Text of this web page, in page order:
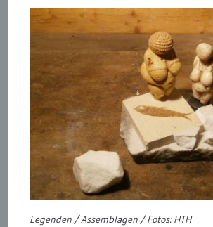
Legenden / Assemblagen / Fotos: HTH